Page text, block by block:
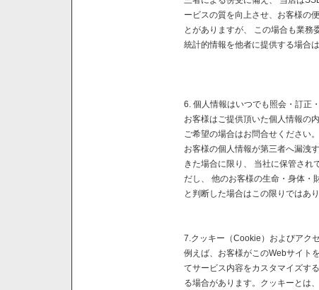
ービスの質を向上させ、お客様の
とがありますが、 この場合も業務
統計的情報を他者に提供する場合
6. 個人情報はいつでも照会・訂正
お客様はご提供頂いた個人情報の
ご希望の場合はお問合せください。
お客様の個人情報が第三者へ漏洩
きた場合に限り、 当社に保管され
だし、 他のお客様の生命・身体・
と判断した場合はこの限りではあり
7.クッキー（Cookie）およびアク
例えば、お客様がこのWebサイト
てサービス内容をカスタマイズす
る場合があります。クッキーとは